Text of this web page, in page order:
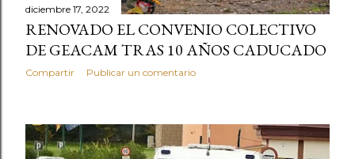
diciembre 17, 2022
RENOVADO EL CONVENIO COLECTIVO
DE GEACAM TRAS 10 AÑOS CADUCADO
Compartir Publicar un comentario